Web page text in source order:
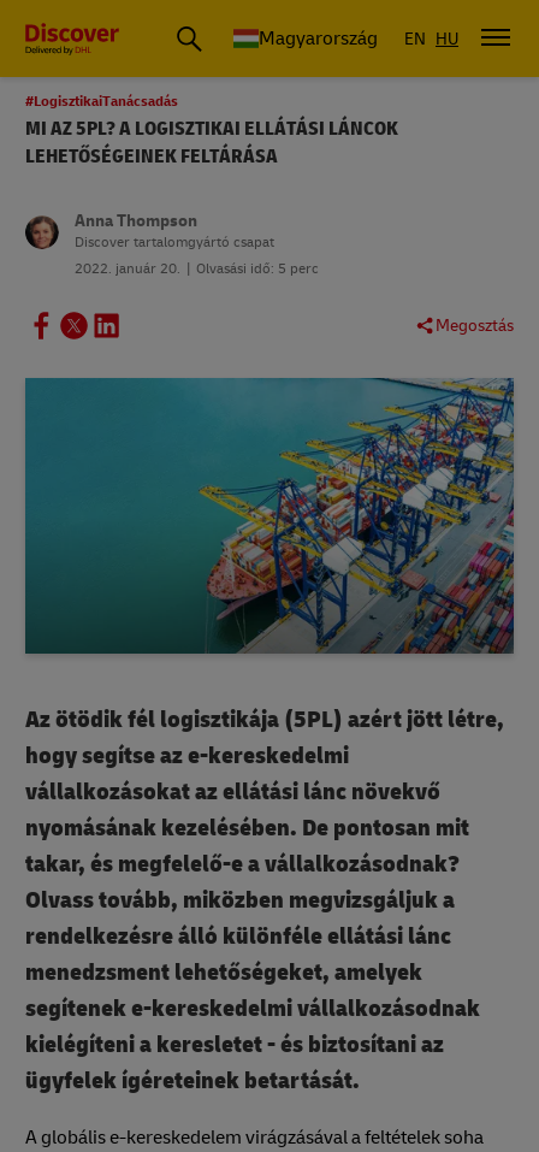
Magyarország EN HU
#LogisztikaiTanácsadás
MI AZ 5PL? A LOGISZTIKAI ELLÁTÁSI LÁNCOK
LEHETŐSÉGEINEK FELTÁRÁSA
Anna Thompson
Discover tartalomgyártó csapat
2022. január 20.
Olvasási idő: 5 perc
Megosztás
Az ötödik fél logisztikája (5PL) azért jött létre,
hogy segítse az e-kereskedelmi
vállalkozásokat az ellátási lánc növekvő
nyomásának kezelésében. De pontosan mit
takar, és megfelelő-e a vállalkozásodnak?
Olvass tovább, miközben megvizsgáljuk a
rendelkezésre álló különféle ellátási lánc
menedzsment lehetőségeket, amelyek
segítenek e-kereskedelmi vállalkozásodnak
kielégíteni a keresletet - és biztosítani az
ügyfelek ígéreteinek betartását.
A globális e-kereskedelem virágzásával a feltételek soha